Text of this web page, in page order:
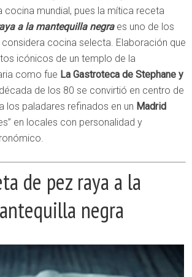
cocina mundial, pues la mítica receta
a la mantequilla negraes uno de los
cocina selecta. Elaboración que
icónicos de un templo de la
como fue La Gastroteca de Stephane y
de los 80 se convirtió en centro de
los paladares refinados en un Madrid
en locales con personalidad y
de pez raya a la
negra